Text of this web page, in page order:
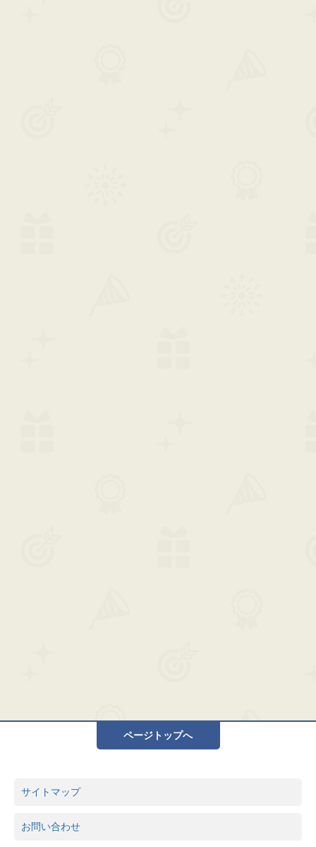
ページトップへ
サイトマップ
お問い合わせ